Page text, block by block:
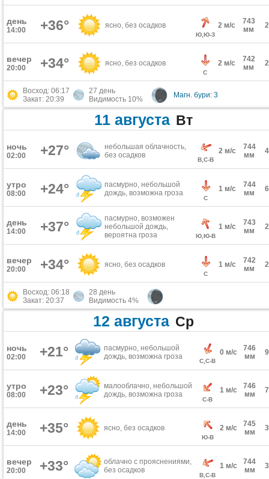
день
14:00 +36° ясно, без осадков
Ю,Ю-З
2 м/с
743
мм
вечер
20:00 +34° ясно, без осадков
С
2 м/с
742
мм
Восход: 06:17
Закат: 20:39
27 день
Видимость 10%
Магн. бури: 3
11 августа Вт
ночь
02:00 +27°
небольшая облачность,
без осадков
В,С-В
2 м/с
744
мм
утро
08:00 +24°
пасмурно, небольшой
дождь, возможна гроза
С
1 м/с
744
мм
день
14:00 +37°
пасмурно, возможен
небольшой дождь,
вероятна гроза
Ю,Ю-В
1 м/с
743
мм
вечер
20:00 +34° ясно, без осадков
С
1 м/с
742
мм
Восход: 06:18
Закат: 20:37
28 день
Видимость 4%
12 августа Ср
ночь
02:00 +21°
пасмурно, небольшой
дождь, возможна гроза
С,С-В
0 м/с
746
мм
утро
08:00 +23°
малооблачно, небольшой
дождь, возможна гроза
С-В
1 м/с
746
мм
день
14:00 +35° ясно, без осадков
Ю-В
2 м/с
745
мм
вечер
20:00 +33°
облачно с прояснениями,
без осадков
В,С-В
1 м/с
744
мм